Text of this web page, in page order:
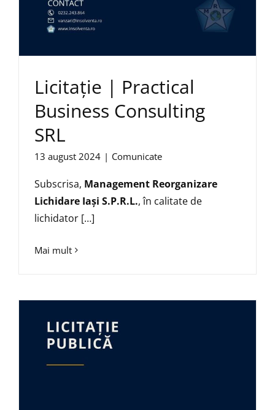
Licitație | Practical
Business Consulting
SRL
13 august 2024 | Comunicate
Subscrisa, Management Reorganizare
Lichidare Iaşi S.P.R.L., în calitate de
lichidator […]
Mai mult